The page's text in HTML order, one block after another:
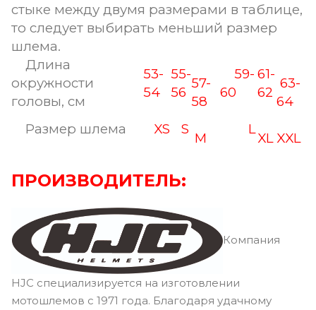
стыке между двумя размерами в таблице,
то следует выбирать меньший размер
шлема.
Длина
окружности
головы, см
53-
54
55-
56
57-
58
59-
60
61-
62
63-
64
Размер шлема
XS S
M
L
XL XXL
ПРОИЗВОДИТЕЛЬ:
Компания
HJC специализируется на изготовлении
мотошлемов с 1971 года. Благодаря удачному